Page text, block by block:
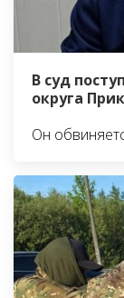
В суд
округа
Он